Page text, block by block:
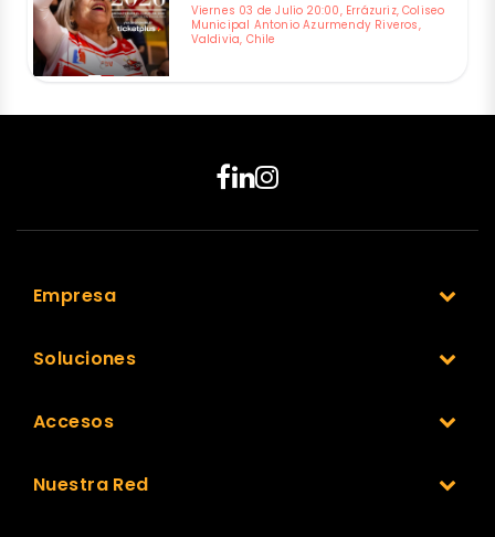
Viernes 03 de Julio 20:00, Errázuriz, Coliseo
Municipal Antonio Azurmendy Riveros,
Valdivia, Chile
Empresa
Soluciones
Accesos
Nuestra Red